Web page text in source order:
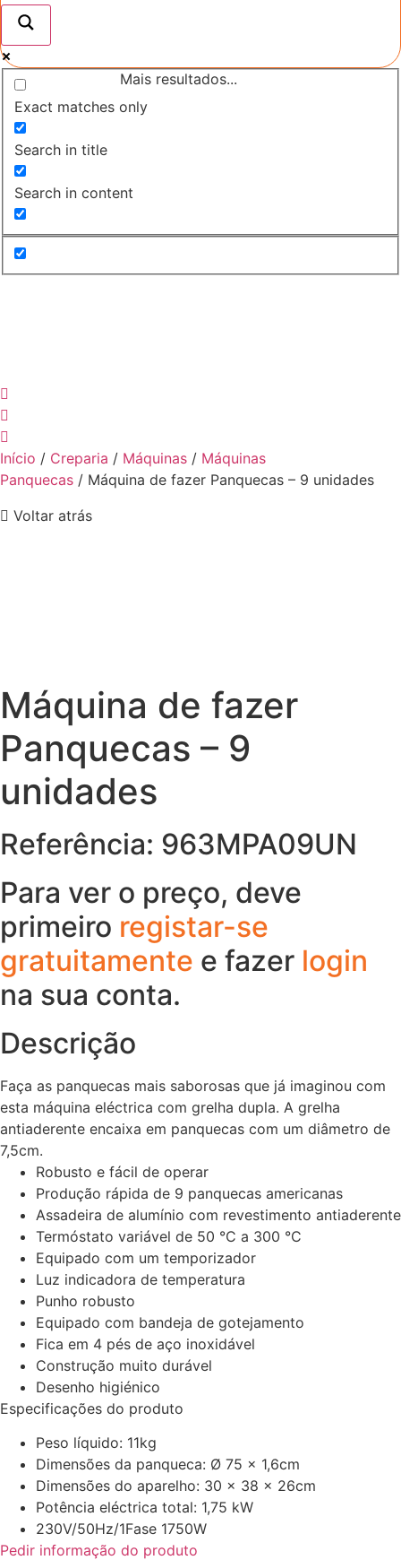
Mais resultados...
Exact matches only
Search in title
Search in content
Início / Creparia / Máquinas / Máquinas
Panquecas / Máquina de fazer Panquecas – 9 unidades
Voltar atrás
Máquina de fazer
Panquecas – 9
unidades
Referência: 963MPA09UN
Para ver o preço, deve
primeiro registar-se
gratuitamente e fazer login
na sua conta.
Descrição
Faça as panquecas mais saborosas que já imaginou com
esta máquina eléctrica com grelha dupla. A grelha
antiaderente encaixa em panquecas com um diâmetro de
7,5cm.
Robusto e fácil de operar
Produção rápida de 9 panquecas americanas
Assadeira de alumínio com revestimento antiaderente
Termóstato variável de 50 °C a 300 °C
Equipado com um temporizador
Luz indicadora de temperatura
Punho robusto
Equipado com bandeja de gotejamento
Fica em 4 pés de aço inoxidável
Construção muito durável
Desenho higiénico
Especificações do produto
Peso líquido: 11kg
Dimensões da panqueca: Ø 75 x 1,6cm
Dimensões do aparelho: 30 x 38 x 26cm
Potência eléctrica total: 1,75 kW
230V/50Hz/1Fase 1750W
Pedir informação do produto